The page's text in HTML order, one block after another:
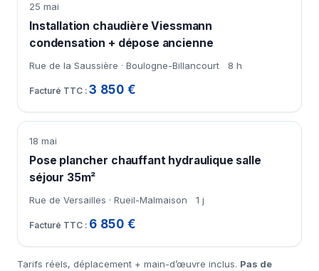
25 mai
Installation chaudière Viessmann
condensation + dépose ancienne
Rue de la Saussière · Boulogne-Billancourt 8 h
3 850 €
18 mai
Pose plancher chauffant hydraulique salle
séjour 35m²
Rue de Versailles · Rueil-Malmaison 1 j
6 850 €
Tarifs réels, déplacement + main-d’œuvre inclus. Pas de